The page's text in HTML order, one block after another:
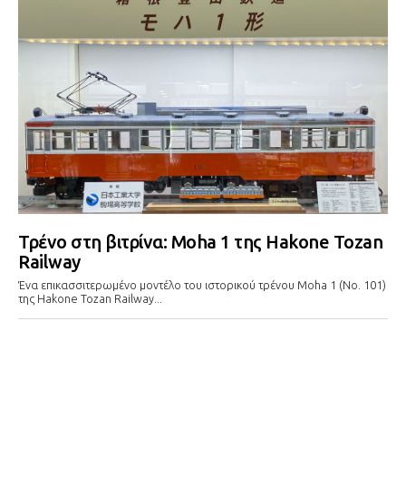
Τρένο στη βιτρίνα: Moha 1 της Hakone Tozan
Railway
Ένα επικασσιτερωμένο μοντέλο του ιστορικού τρένου Moha 1 (No. 101)
της Hakone Tozan Railway...